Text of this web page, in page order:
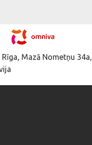
Mazā Nometņu 34a,